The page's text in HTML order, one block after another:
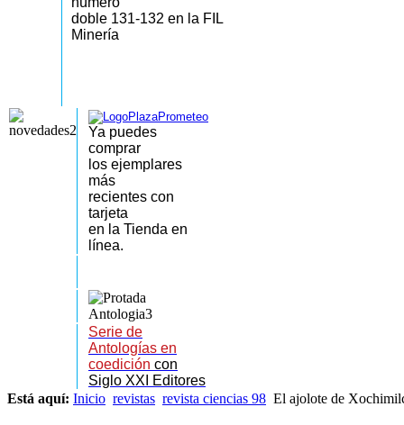
doble 131-132 en la FIL
Minería
Ya puedes
comprar
los ejemplares
más
recientes con
tarjeta
en la Tienda en
línea.
Serie de
Antologías en
coedición con
Siglo XXI Editores
Está aquí: Inicio revistas revista ciencias 98 El ajolote de